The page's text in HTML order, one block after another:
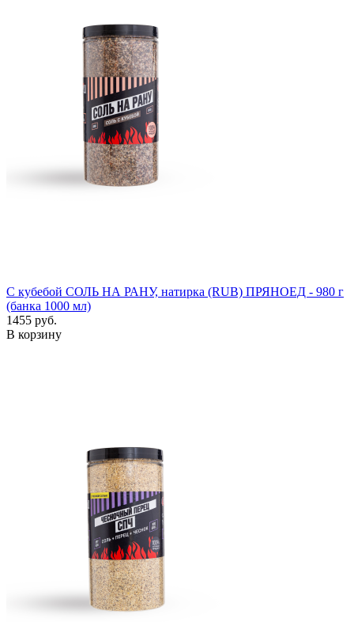
С кубебой СОЛЬ НА РАНУ, натирка (RUB) ПРЯНОЕД - 980 г
(банка 1000 мл)
1455 руб.
В корзину